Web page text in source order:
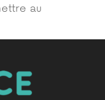
au